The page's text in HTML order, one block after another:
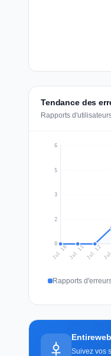
Tendance des
Rapports
0
2
3
5
6
Jul 10 Jul 11Jul 12
Rapports
Suivez vos